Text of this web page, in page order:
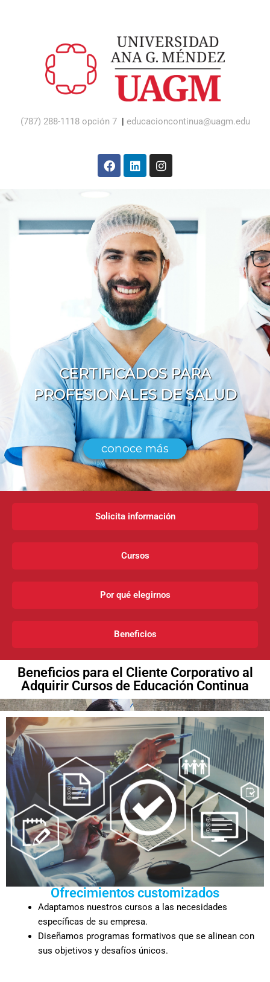
(787) 288-1118 opción 7 | educacioncontinua@uagm.edu
CERTIFICADOS PARA
PROFESIONALES DE SALUD
conoce más
Solicita información
Cursos
Por qué elegirnos
Beneficios
Beneficios para el Cliente Corporativo al
Adquirir Cursos de Educación Continua
Ofrecimientos customizados
Adaptamos nuestros cursos a las necesidades
específicas de su empresa.
Diseñamos programas formativos que se alinean con
sus objetivos y desafíos únicos.